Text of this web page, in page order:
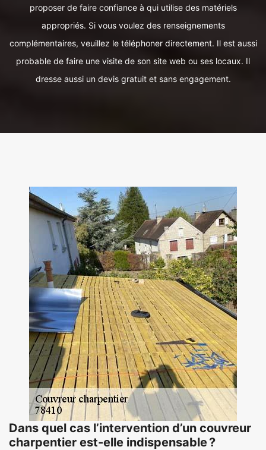
proposer de faire confiance à qui utilise des matériels
appropriés. Si vous voulez des renseignements
complémentaires, veuillez le téléphoner directement. Il est aussi
probable de faire une visite de son site web ou ses locaux. Il
dresse aussi un devis gratuit et sans engagement.
Dans quel cas l’intervention d’un couvreur
charpentier est-elle indispensable ?